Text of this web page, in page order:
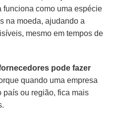
como uma espécie
na moeda, ajudando a
mesmo em tempos de
pode fazer
quando uma empresa
ou região, fica mais